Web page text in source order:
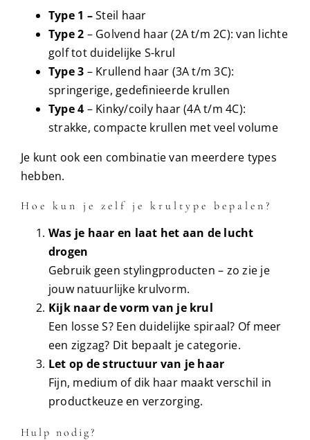
Type 1 –Steil haar
Type 2 – Golvend haar (2A t/m 2C): van lichte
golf tot duidelijke S-krul
Type 3 – Krullend haar (3A t/m 3C):
springerige, gedefinieerde krullen
Type 4 – Kinky/coily haar (4A t/m 4C):
strakke, compacte krullen met veel volume
Je kunt ook een combinatie van meerdere types
hebben.
Hoe kun je zelf je krultype bepalen?
Was je haar en laat het aan de lucht
drogen
Gebruik geen stylingproducten – zo zie je
jouw natuurlijke krulvorm.
Kijk naar de vorm van je krul
Een losse S? Een duidelijke spiraal? Of meer
een zigzag? Dit bepaalt je categorie.
Let op de structuur van je haar
Fijn, medium of dik haar maakt verschil in
productkeuze en verzorging.
Hulp nodig?